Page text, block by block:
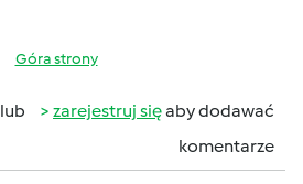
Góra strony
lub zarejestruj sięaby dodawać
komentarze